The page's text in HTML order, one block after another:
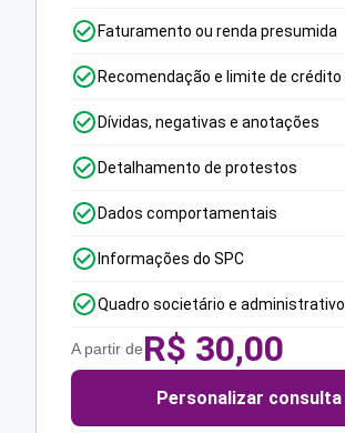
Faturamento ou renda presumida
Recomendação e limite de crédito
Dívidas, negativas e anotações
Detalhamento de protestos
Dados comportamentais
Informações do SPC
Quadro societário e administrativo
A partir deR$ 30,00
Personalizar consulta